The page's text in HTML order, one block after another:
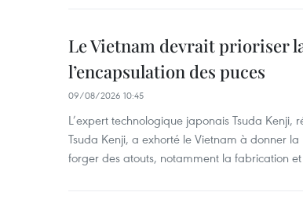
Le Vietnam devrait prioriser
l’encapsulation des puces
09/08/2026 10:45
L’expert technologique japonais Tsuda
Tsuda Kenji, a exhorté le Vietnam à donner
forger des atouts, notamment la fabrication et